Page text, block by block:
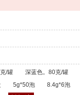
/罐 深蓝色。80克/罐
5g*50泡 8.4g*6泡